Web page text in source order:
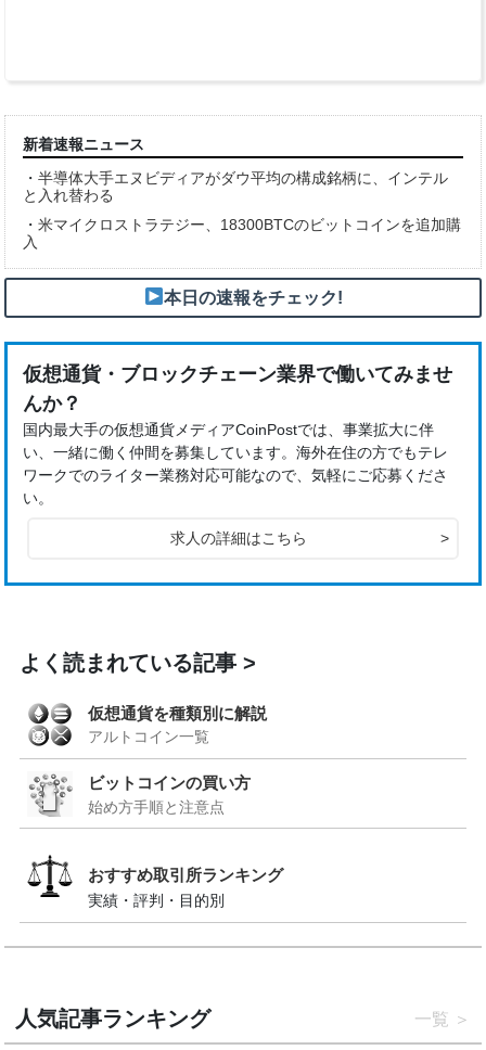
新着速報ニュース
・半導体大手エヌビディアがダウ平均の構成銘柄に、インテル
と入れ替わる
・米マイクロストラテジー、18300BTCのビットコインを追加購
入
本日の速報をチェック!
仮想通貨・ブロックチェーン業界で働いてみませ
んか？
国内最大手の仮想通貨メディアCoinPostでは、事業拡大に伴
い、一緒に働く仲間を募集しています。海外在住の方でもテレ
ワークでのライター業務対応可能なので、気軽にご応募くださ
い。
求人の詳細はこちら >
よく読まれている記事
仮想通貨を種類別に解説
アルトコイン一覧
ビットコインの買い方
始め方手順と注意点
おすすめ取引所ランキング
実績・評判・目的別
人気記事ランキング 一覧